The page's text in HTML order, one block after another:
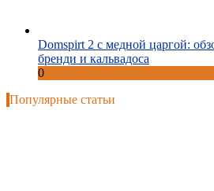
Domspirt 2 с медной царгой:
бренди и кальвадоса
0
Популярные статьи